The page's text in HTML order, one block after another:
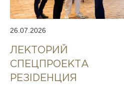
26.07.2026
ЛЕКТОРИЙ
СПЕЦПРОЕКТА
РЕЗIDEНЦИЯ